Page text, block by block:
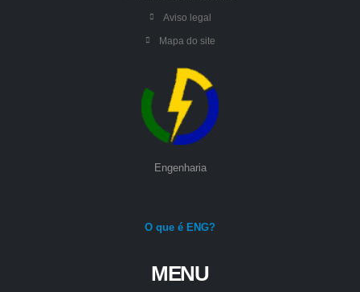
Aviso legal
Mapa do site
Engenharia
O que é ENG?
MENU